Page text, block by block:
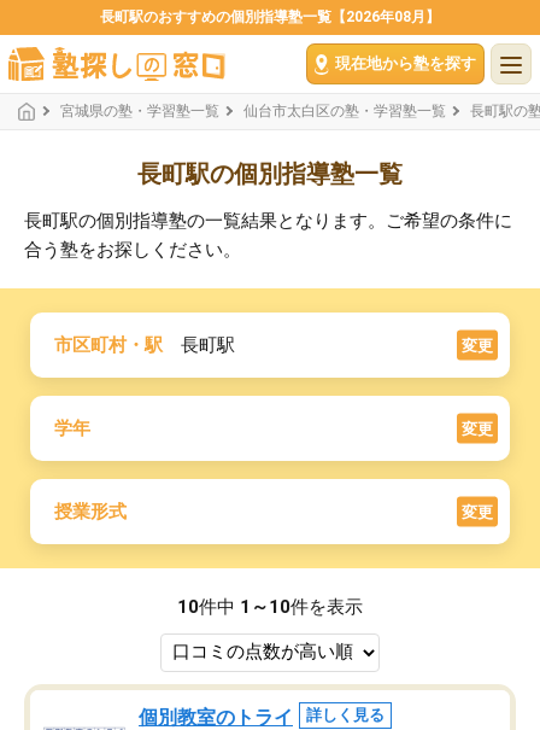
長町駅のおすすめの個別指導塾一覧【2026年08月】
現在地から塾を探す
宮城県の塾・学習塾一覧 仙台市太白区の塾・学習塾一覧 長町駅の
長町駅の個別指導塾一覧
長町駅の個別指導塾の一覧結果となります。ご希望の条件に
合う塾をお探しください。
市区町村・駅 長町駅 変更
学年 変更
授業形式 変更
10件中 1～10件を表示
個別教室のトライ 詳しく見る